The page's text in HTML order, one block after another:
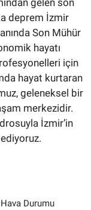
deprem İzmir
Son Mühür
hayatı
için
hayat kurtaran
geleneksel bir
merkezidir.
İzmir’in
Durumu